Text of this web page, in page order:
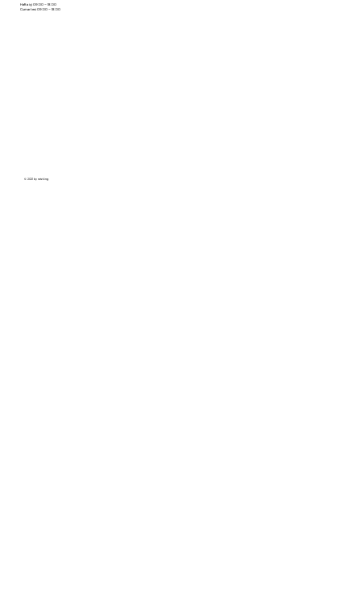
Hafta içi 09:00 – 18:00
Cumartesi 09:00 – 18:00
© 2021 by retzking.